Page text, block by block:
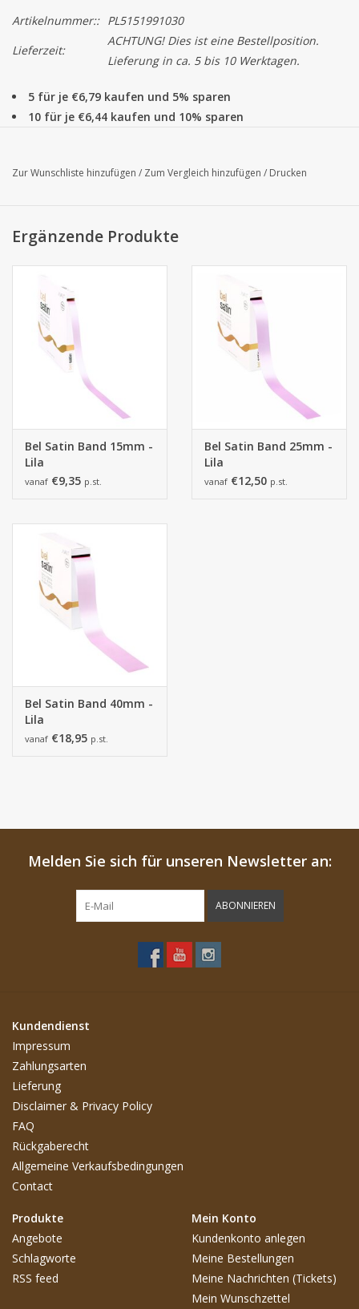
Artikelnummer:: PL5151991030
Lieferzeit:
ACHTUNG! Dies ist eine Bestellposition.
Lieferung in ca. 5 bis 10 Werktagen.
5 für je €6,79 kaufen und 5% sparen
10 für je €6,44 kaufen und 10% sparen
Schachteln, Beuteln und anderen Verpackungen passt. Alle Bel
von der tatsächlichen Farbe abweichen.
Zur Wunschliste hinzufügen / Zum Vergleich hinzufügen / Drucken
Ergänzende Produkte
Bel Satin Band 15mm -
Lila
vanaf €9,35 p.st.
Bel Satin Band 25mm -
Lila
vanaf €12,50 p.st.
Bel Satin Band 40mm -
Lila
vanaf €18,95 p.st.
Melden Sie sich für unseren Newsletter an:
ABONNIEREN
Kundendienst
Impressum
Zahlungsarten
Lieferung
Disclaimer & Privacy Policy
FAQ
Rückgaberecht
Allgemeine Verkaufsbedingungen
Contact
Produkte
Angebote
Schlagworte
RSS feed
Mein Konto
Kundenkonto anlegen
Meine Bestellungen
Meine Nachrichten (Tickets)
Mein Wunschzettel